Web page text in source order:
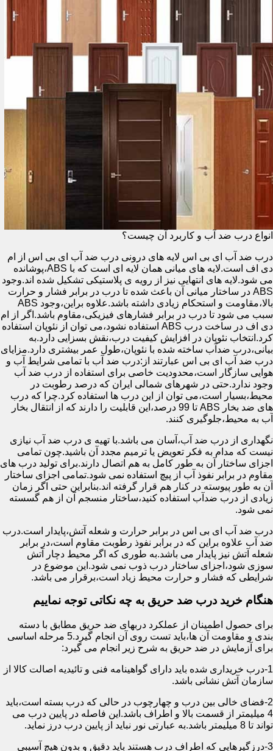
انواع درب ضد آب و کاربرد آن چیست؟
درب ضد آب ای بی اس لایه های درونی درب ضد آب ای بی اس از ام
دی اف است.لایه های میانی همان لایه ای است که با ABS،پوشانده
می شود.لایه های انتهایی نیز از رویه ی پلاستیکی تشکیل شده اند.وجود
ABS در ساختار میانی آن باعث شده تا درب در برابر فشار و حرارت
بالا،مقاومت و استحکام زیادی داشته باشد.علاوه براین،وجود ABS
سبب می شود تا درب در برابر فشارهای فیزیکی،مقاوم باشد.اگر از ام
دی اف در ساخت درب ABS استفاده نشود،می توان از نئوپان استفاده
کرد.انتخاب نئوپان در افزایش کیفیت درب،نقش بسزایی دارد.به
بیانی،درب ضدآب ساخته شده با نئوپان،طول عمر بیشتری دارد.مزایای
درب ضد آب ای بی اس عبارتند از:درب ضد آب با تمامی شرایط آب و
هوایی سازگار است،محدودیت خاصی برای استفاده از درب ضد آب
وجود ندارد.حتی در شهرهای شمالی ایران که درصد رطوبت در
محیط،بسیار است،می توان از این درب ها استفاده کرد.چرا که درب
های ضد بخار ABS تا 99 درصد،این قابلیت را دارند که از انتقال بخار
آب به محیط،جلوگیری کنند.
نگهداری از درب ضد آب،آسان می باشد.با تهیه ی درب ضد آب نیازی
نیست که مدام به فکر تعویض یا ترمیم مجدد آن باشید.چون تمامی
اجزای ساختار آن به طور کامل به هم اتصال دارند.برای تولید درب های
مقاوم در برابر نفوذ آب از پیچ استفاده نمی شود.تمامی اجزای ساختار
آن به طور پیوسته در کنار هم قرار گرفته اند.بنابراین حتی اگر زمان
زیادی از درب ضدآب استفاده کنید،ساختار منسجم آن از هم گسسته
نمی شود.
درب ضد آب ای بی اس در برابر حرارت و شعله آتش،پایدار است.درب
ضد آب علاوه براین که در برابر نفوذ رطوبت مقاوم است،در برابر
شعله آتش نیز پایدار می باشد.به طوری که اگر محیط دچار آتش
سوزی شود،اجزای ساختار درب ذوب نمی شود.این موضوع در
شرایطی که فشار و حرارت محیط زیاد است،برقرار می باشد.
هنگام خرید درب ضد حریق به چه نکاتی توجه نماییم
برای حصول اطمینان از عملکرد دربهای ضد حریق مطابق با دسته
بندی و مقاومت آن ها،باید تست روی آن انجام گیرد.5 مرحله اساسی
برای آزمایش در ضد حریق به شرح زیر انجام می گیرد:
1-درب خریداری شده باید دارای گواهینامه فنی و تائیدیه اصالت کالا از
سازمان آتش نشانی باشد.
2-فضای خالی بین درب و چهارچوب در حالی که درب بسته است،باید
4 میلیمتر از قسمت بالا و اطراف باشد.این فاصله در پایین درب می
تواند تا 8 میلیمتر باشد.به عبارتی نور نباید از پایین درب درز نماید.
3-درزگیرهایی که اطراف درب هستند باید دقیق و بدون هیچ آسیبی